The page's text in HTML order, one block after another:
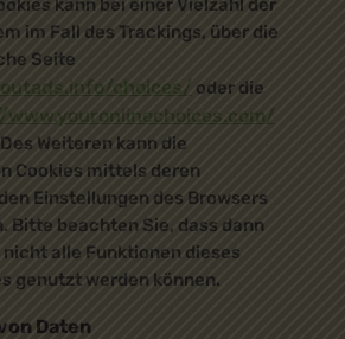
kann bei einer Vielzahl der
im Fall des Trackings, über die
Seite
choices/ oder die
Weiteren kann die
Cookies mittels deren
Einstellungen des Browsers
Bitte beachten Sie, dass dann
alle Funktionen dieses
genutzt werden können.
Daten